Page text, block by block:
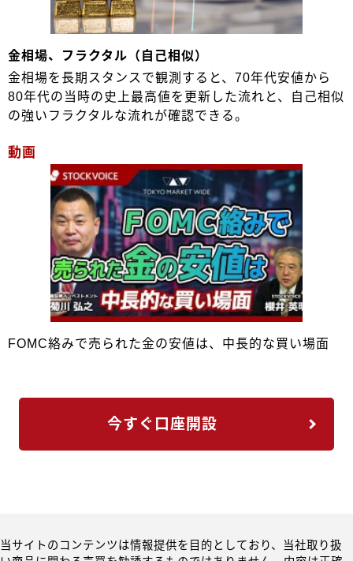
金相場、フラクタル（自己相似）
金相場を長期スタンスで観測すると、70年代安値から
80年代の当時の史上最高値を更新した流れと、自己相似
の強いフラクタルな流れが確認できる。
動画
FOMC絡みで売られた金の安値は、中長的な買い場面
今すぐ口座開設
当サイトのコンテンツは情報提供を目的としており、当社取り扱